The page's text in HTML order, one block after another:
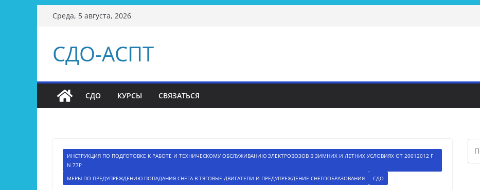
Перейти
Среда, 5 августа, 2026
СДО-АСПТ
СДО КУРСЫ СВЯЗАТЬСЯ
ИНСТРУКЦИЯ ПО ПОДГОТОВКЕ К РАБОТЕ И ТЕХНИЧЕСКОМУ ОБСЛУЖИВАНИЮ ЭЛЕКТРОВОЗОВ В ЗИМНИХ И ЛЕТНИХ УСЛОВИЯХ ОТ 20012012 Г
N 77Р
МЕРЫ ПО ПРЕДУПРЕЖДЕНИЮ ПОПАДАНИЯ СНЕГА В ТЯГОВЫЕ ДВИГАТЕЛИ И ПРЕДУПРЕЖДЕНИЕ СНЕГООБРАЗОВАНИЯ
СДО